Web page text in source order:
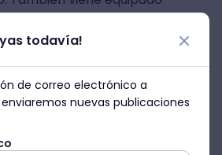
pregrabados, 15
software y 46 efectos de
perfectamente para
su éxito radica en su
vista de sesión donde
todavía!
de correo electrónico a
nuevas publicaciones